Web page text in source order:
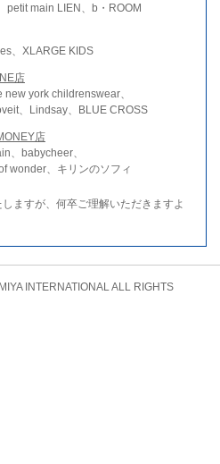
petit main LIEN、b・ROOM
、XLARGE KIDS
店
york childrenswear、
、Lindsay、BLUE CROSS
店
、babycheer、
wonder、キリンのソフィ
ますが、何卒ご理解いただきますよ